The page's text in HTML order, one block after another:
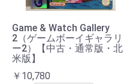
Game & Watch Gallery
2（ゲームボーイギャラリ
ー2）【中古・通常版・北
米版】
￥10,780